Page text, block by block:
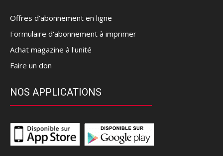
Offres d’abonnement en ligne
Formulaire d'abonnement à imprimer
Achat magazine à l'unité
Faire un don
NOS APPLICATIONS